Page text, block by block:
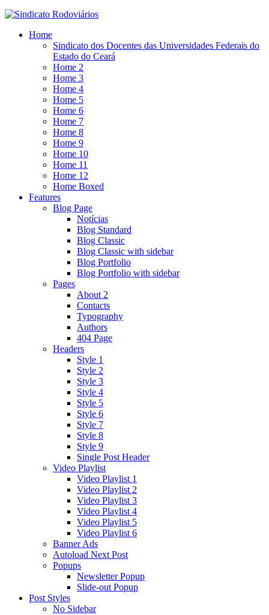
Home
Sindicato dos Docentes das Universidades Federais do
Estado do Ceará
Home 2
Home 3
Home 4
Home 5
Home 6
Home 7
Home 8
Home 9
Home 10
Home 11
Home 12
Home Boxed
Features
Blog Page
Notícias
Blog Standard
Blog Classic
Blog Classic with sidebar
Blog Portfolio
Blog Portfolio with sidebar
Pages
About 2
Contacts
Typography
Authors
404 Page
Headers
Style 1
Style 2
Style 3
Style 4
Style 5
Style 6
Style 7
Style 8
Style 9
Single Post Header
Video Playlist
Video Playlist 1
Video Playlist 2
Video Playlist 3
Video Playlist 4
Video Playlist 5
Video Playlist 6
Banner Ads
Autoload Next Post
Popups
Newsletter Popup
Slide-out Popup
Post Styles
No Sidebar